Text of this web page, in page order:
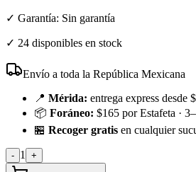
✓ Garantía: Sin garantía
✓ 24 disponibles en stock
Envío a toda la República Mexicana
📍 Mérida: entrega express desde
📦 Foráneo: $165 por Estafeta ·
🏪 Recoger gratis en cualquier
- 1 +